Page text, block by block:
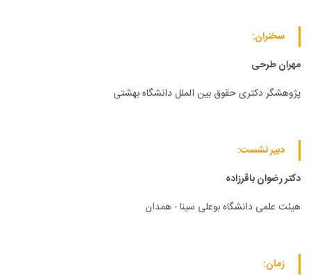
سخنران:
مهران طرحی
پژوهشگر دکتری حقوق بین الملل دانشگاه بهشتی
دبیر نشست:
دکتر رضوان باقرزاده
هیئت علمی دانشگاه بوعلی سینا - همدان
زمان: